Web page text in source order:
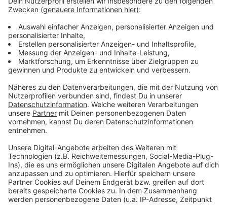
Mehr Meldungen aus Leverkusen
Anzeige
Meisterliche Erinnerungsstücke aus Leverkusen sind
begehrt
Öffentlichkeitsfahndung: Polizei sucht vermissten
Leverkusener
Windräder in Leverkusen: EVL mit Einspruch gegen
Anzeige